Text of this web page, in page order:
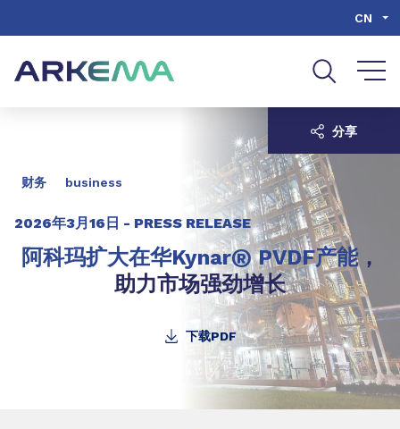
CN
财务 business
2026年3月16日 - PRESS RELEASE
阿科玛扩大在华Kynar®PVDF产能，
助力市场强劲增长
下载PDF
分享